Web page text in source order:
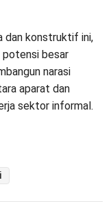
dan konstruktif ini,
potensi besar
narasi
aparat dan
sektor informal.